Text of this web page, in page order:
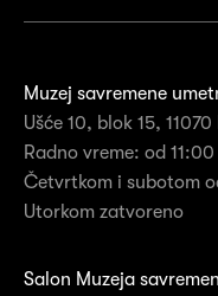
Muzej savremene
Ušće 10, blok 15,
Radno vreme: od
Četvrtkom i subotom
Utorkom zatvoreno
Salon Muzeja